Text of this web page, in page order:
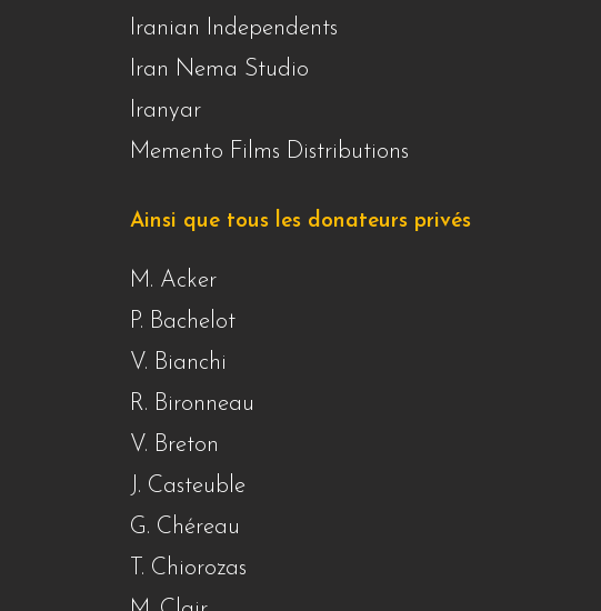
Iranian Independents
Iran Nema Studio
Iranyar
Memento Films Distributions
Ainsi que tous les donateurs privés
M. Acker
P. Bachelot
V. Bianchi
R. Bironneau
V. Breton
J. Casteuble
G. Chéreau
T. Chiorozas